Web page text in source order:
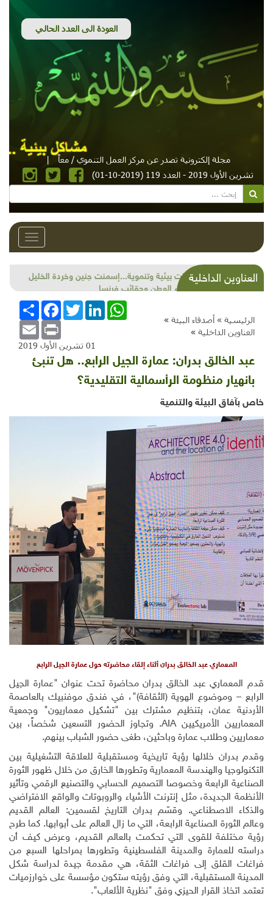
مجلة إلكترونية تصدر عن مركز العمل التنموي / معاً
|
تشرين الأول 2019 - العدد 119 (2019-10-01)
Toggle
العناوين الداخليةشذرات بيئية وتنموية...إسمنت جنين وخردة الخليل
وكهرباء الوطن وحقائب فرنسا
الرئيسية » أصدقاء البيئة »
العناوين الداخلية »
انشر
FacebookTwitterLinkedInWhatsApp
Email Print
01 تشرين الأول 2019
عبد الخالق بدران: عمارة الجيل الرابع.. هل تنبئ
بانهيار منظومة الرأسمالية التقليدية؟
خاص بآفاق البيئة والتنمية
المعماري عبد الخالق بدران أثناء إلقاء محاضرته حول عمارة الجيل الرابع
قدم المعماري عبد الخالق بدران محاضرة تحت عنوان "عمارة الجيل
الرابع – وموضوع الهوية (الثقافة)"، في فندق موفنبيك بالعاصمة
الأردنية عمان، بتنظيم مشترك بين "تشكيل معماريون" وجمعية
المعماريين الأمريكيينAIA. وتجاوز الحضور التسعين شخصاً، بين
معماريين وطلاب عمارة وباحثين، طغى حضور الشباب بينهم.
وقدم بدران خلالها رؤية تاريخية ومستقبلية للعلاقة التشغيلية بين
التكنولوجيا والهندسة المعمارية وتطورها الخارق من خلال ظهور الثورة
الصناعية الرابعة وخصوصا التصميم الحسابي والتصنيع الرقمي وتأثير
الأنظمة الجديدة، مثل إنترنت الأشياء والروبوتات والواقع الافتراضي
والذكاء الاصطناعي. وقسّم بدران التاريخ لقسمين: العالم القديم
وعالم الثورة الصناعية الرابعة، التي ما زال العالم على أبوابها. كما طرح
رؤية مختلفة للقوى التي تحكمت بالعالم القديم، وعرض كيف أن
دراسته للعمارة والمدينة الفلسطينية وتطورها بمراحلها السبع من
فراغات القلق إلى فراغات الثقة، هي مقدمة جيدة لدراسة شكل
المدينة المستقبلية، التي وفق رؤيته ستكون مؤسسة على خوارزميات
تعتمد اتخاذ القرار الحيزي وفق "نظرية الألعاب".